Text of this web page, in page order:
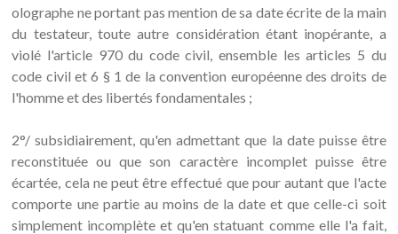
olographe ne portant pas mention de sa date écrite de la main
du testateur, toute autre considération étant inopérante, a
violé l'article 970 du code civil, ensemble les articles 5 du
code civil et 6 § 1 de la convention européenne des droits de
l'homme et des libertés fondamentales ;
2°/ subsidiairement, qu'en admettant que la date puisse être
reconstituée ou que son caractère incomplet puisse être
écartée, cela ne peut être effectué que pour autant que l'acte
comporte une partie au moins de la date et que celle-ci soit
simplement incomplète et qu'en statuant comme elle l'a fait,